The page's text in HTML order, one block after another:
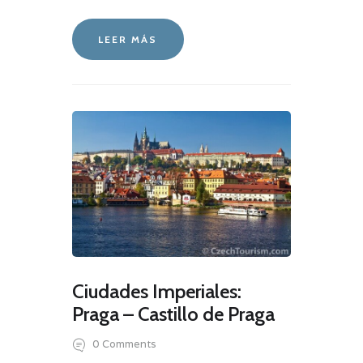
LEER MÁS
Ciudades Imperiales:
Praga – Castillo de Praga
0 Comments